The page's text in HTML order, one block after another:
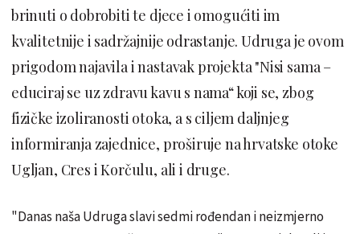
brinuti o dobrobiti te djece i omogućiti im
kvalitetnije i sadržajnije odrastanje. Udruga je ovom
prigodom najavila i nastavak projekta "Nisi sama –
educiraj se uz zdravu kavu s nama“ koji se, zbog
fizičke izoliranosti otoka, a s ciljem daljnjeg
informiranja zajednice, proširuje na hrvatske otoke
Ugljan, Cres i Korčulu, ali i druge.
"Danas naša Udruga slavi sedmi rođendan i neizmjerno